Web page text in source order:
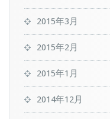
2015年3月
2015年2月
2015年1月
2014年12月